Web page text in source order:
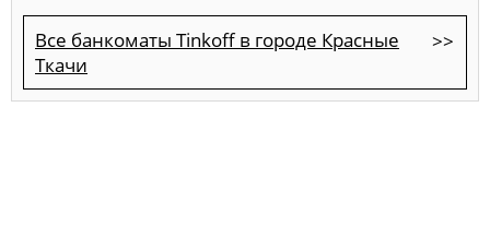
Все банкоматы Tinkoff в городе Красные
Ткачи